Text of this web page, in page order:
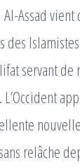
Assad vient
des
servant
relâche